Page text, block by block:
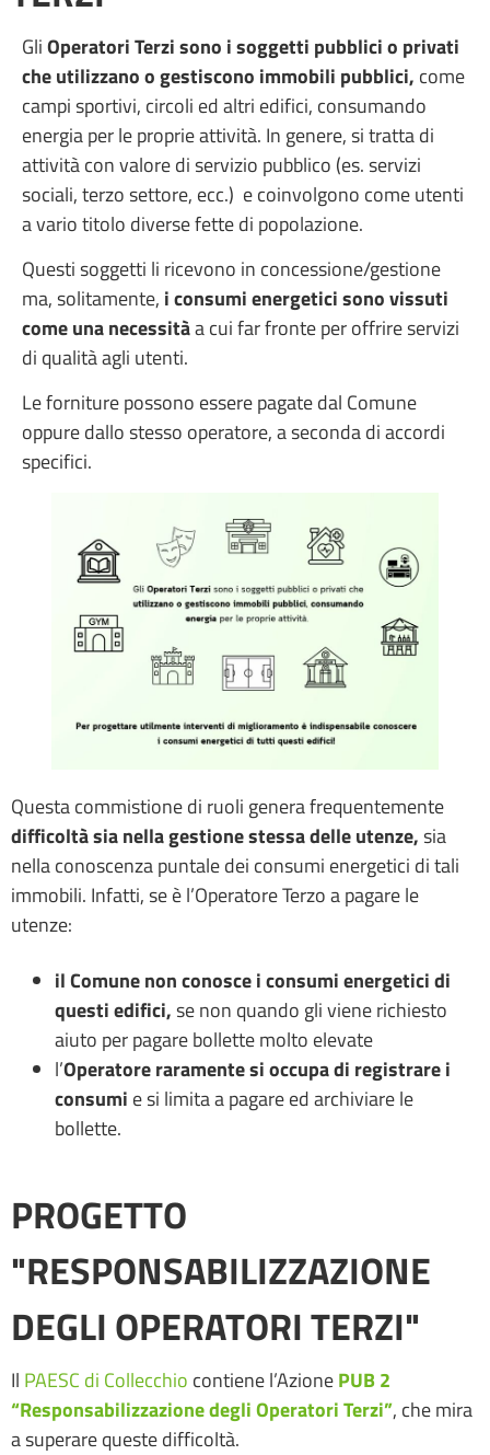
GliOperatori Terzi sono i soggetti pubblici o privati
che utilizzano o gestiscono immobili pubblici, come
campi sportivi, circoli ed altri edifici, consumando
energia per le proprie attività. In genere, si tratta di
attività con valore di servizio pubblico (es. servizi
sociali, terzo settore, ecc.) e coinvolgono come utenti
a vario titolo diverse fette di popolazione.
Questi soggetti li ricevono in concessione/gestione
ma, solitamente, i consumi energetici sono vissuti
come una necessitàa cui far fronte per offrire servizi
di qualità agli utenti.
Le forniture possono essere pagate dal Comune
oppure dallo stesso operatore, a seconda di accordi
specifici.
Questa commistione di ruoli genera frequentemente
difficoltà sia nella gestione stessa delle utenze,sia
nella conoscenza puntale dei consumi energetici di tali
immobili. Infatti, se è l’Operatore Terzo a pagare le
utenze:
il Comune non conosce i consumi energetici di
questi edifici,se non quando gli viene richiesto
aiuto per pagare bollette molto elevate
l’Operatore raramente si occupa di registrare i
consumi e si limita a pagare ed archiviare le
bollette.
PROGETTO
"RESPONSABILIZZAZIONE
DEGLI OPERATORI TERZI"
Il PAESC di Collecchio contiene l’AzionePUB 2
“Responsabilizzazione degli Operatori Terzi”, che mira
a superare queste difficoltà.